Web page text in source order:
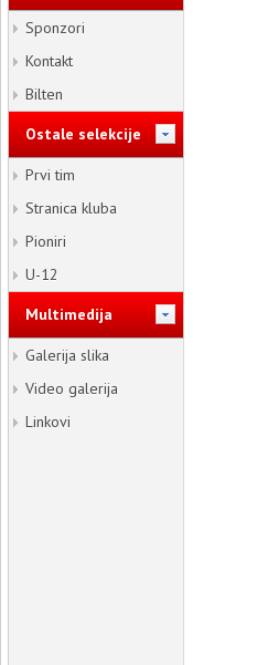
Sponzori
Kontakt
Bilten
Ostale selekcije
Prvi tim
Stranica kluba
Pioniri
U-12
Multimedija
Galerija slika
Video galerija
Linkovi